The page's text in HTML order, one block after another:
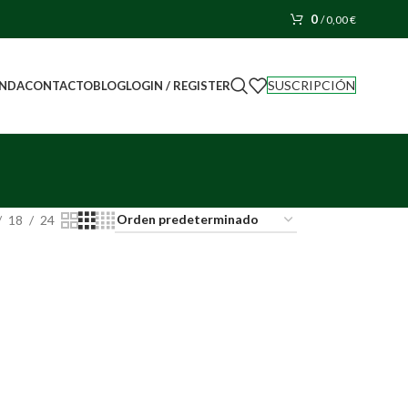
0 /0,00€
CONTACTOBLOGLOGIN / REGISTER SUSCRIPCIÓN
18 24